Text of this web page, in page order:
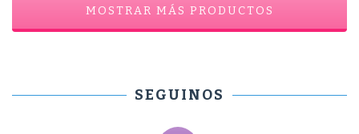
MOSTRAR MÁS PRODUCTOS
SEGUINOS